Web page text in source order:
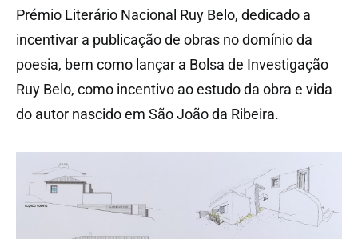
Prémio Literário Nacional Ruy Belo, dedicado a
incentivar a publicação de obras no domínio da
poesia, bem como lançar a Bolsa de Investigação
Ruy Belo, como incentivo ao estudo da obra e vida
do autor nascido em São João da Ribeira.